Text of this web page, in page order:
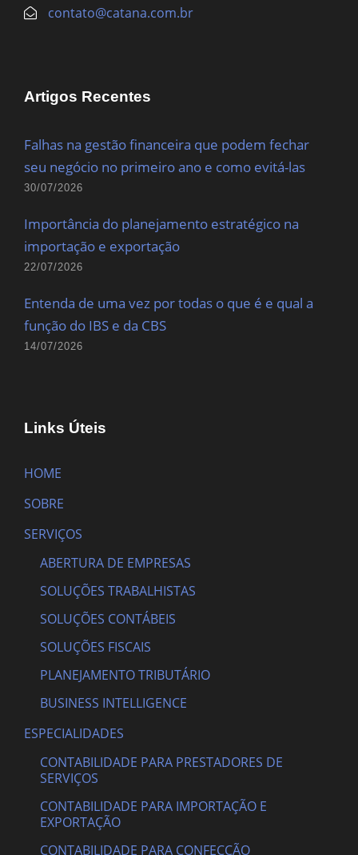
contato@catana.com.br
Artigos Recentes
Falhas na gestão financeira que podem fechar
seu negócio no primeiro ano e como evitá-las
30/07/2026
Importância do planejamento estratégico na
importação e exportação
22/07/2026
Entenda de uma vez por todas o que é e qual a
função do IBS e da CBS
14/07/2026
Links Úteis
HOME
SOBRE
SERVIÇOS
ABERTURA DE EMPRESAS
SOLUÇÕES TRABALHISTAS
SOLUÇÕES CONTÁBEIS
SOLUÇÕES FISCAIS
PLANEJAMENTO TRIBUTÁRIO
BUSINESS INTELLIGENCE
ESPECIALIDADES
CONTABILIDADE PARA PRESTADORES DE
SERVIÇOS
CONTABILIDADE PARA IMPORTAÇÃO E
EXPORTAÇÃO
CONTABILIDADE PARA CONFECÇÃO